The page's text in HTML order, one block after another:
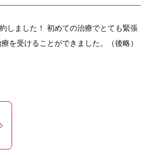
しました！ 初めての治療でとても緊張
を受けることができました。（後略）